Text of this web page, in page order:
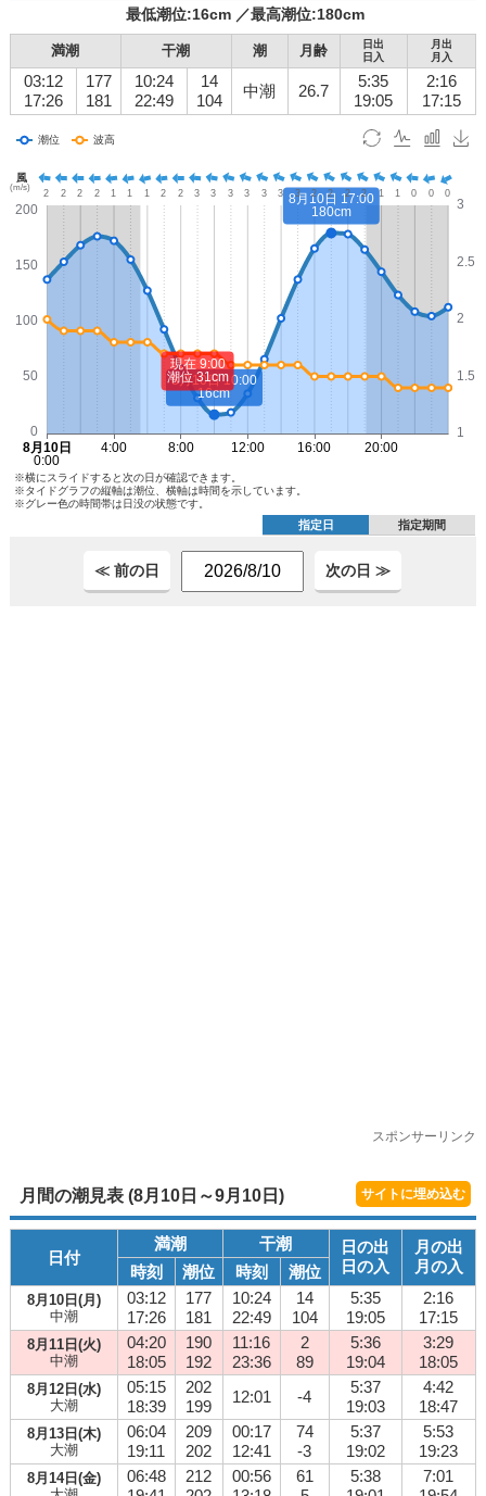
最低潮位:16cm ／最高潮位:180cm
満潮 干潮 潮 月齢
日出
日入
月出
月入
03:12
17:26
177
181
10:24
22:49
14
104
中潮 26.7
5:35
19:05
2:16
17:15
※横にスライドすると次の日が確認できます。
※タイドグラフの縦軸は潮位、横軸は時間を示しています。
※グレー色の時間帯は日没の状態です。
指定日 指定期間
≪ 前の日 次の日 ≫
スポンサーリンク
月間の潮見表 (8月10日～9月10日) サイトに埋め込む
日付
満潮 干潮
日の出
日の入
月の出
月の入
時刻 潮位 時刻 潮位
8月10日(月)
中潮
03:12
17:26
177
181
10:24
22:49
14
104
5:35
19:05
2:16
17:15
8月11日(火)
中潮
04:20
18:05
190
192
11:16
23:36
2
89
5:36
19:04
3:29
18:05
8月12日(水)
大潮
05:15
18:39
202
199
12:01 -4
5:37
19:03
4:42
18:47
8月13日(木)
大潮
06:04
19:11
209
202
00:17
12:41
74
-3
5:37
19:02
5:53
19:23
8月14日(金)
06:48
212
00:56
61
5:38
7:01